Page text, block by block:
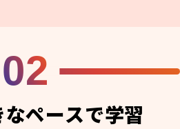
02
ペースで学習